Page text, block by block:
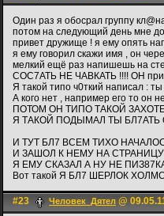
Один раз я обосрал группу
потом на следующий день мне
привет дружище ! я ему опять
я ему говорил скажи имя , он
мелкий ещё раз напишешь на
СОС7АТЬ НЕ ЧАВКАТЬ !!!! ОН
Я такой типо ч0ткий написал :
А кого нет , например его то он
ПОТОМ ОН ТИПО ТАКОЙ
Я ТАКОЙ ПОДЫМАЛ ТЫ БЛ7АТЬ
И ТУТ БЛ7 ВСЕМ ТИХО
И ЗАШОЛ К НЕМУ НА
Я ЕМУ СКАЗАЛ А НУ НЕ
Вот такой Я БЛ7 ШЕРЛОК ХОЛМС
#23 Человек_Дятел @